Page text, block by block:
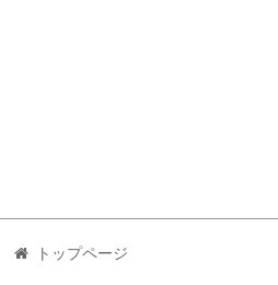
トップページ